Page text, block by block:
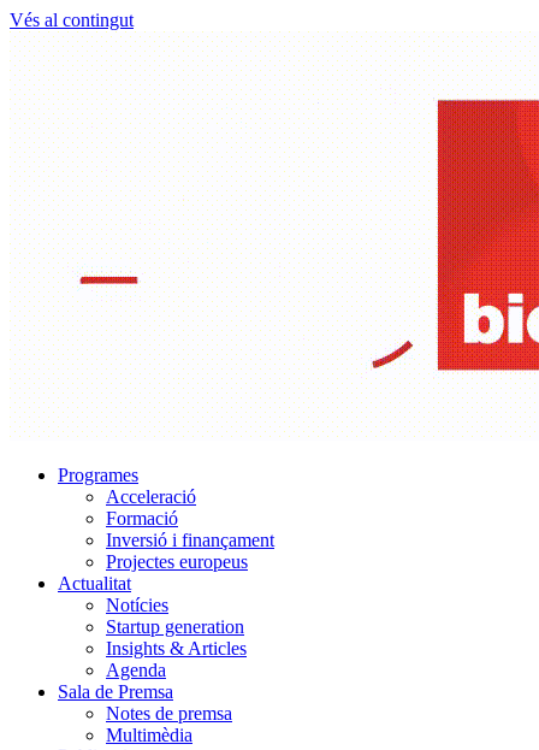
Vés al contingut
Programes
Acceleració
Formació
Inversió i finançament
Projectes europeus
Actualitat
Notícies
Startup generation
Insights & Articles
Agenda
Sala de Premsa
Notes de premsa
Multimèdia